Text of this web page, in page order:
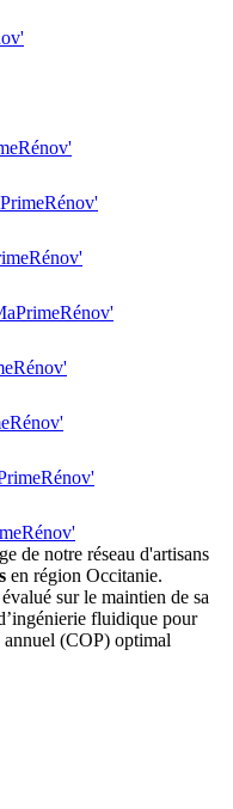
de notre réseau d'artisans
en région Occitanie.
sur le maintien de sa
fluidique pour
(COP) optimal